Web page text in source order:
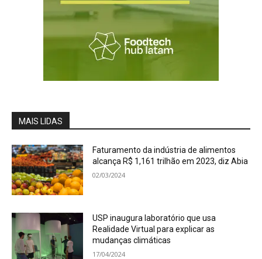
MAIS LIDAS
Faturamento da indústria de alimentos
alcança R$ 1,161 trilhão em 2023, diz Abia
02/03/2024
USP inaugura laboratório que usa
Realidade Virtual para explicar as
mudanças climáticas
17/04/2024